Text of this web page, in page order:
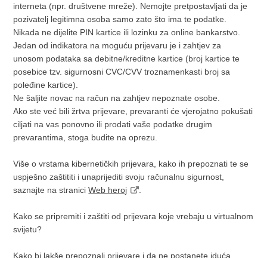
interneta (npr. društvene mreže). Nemojte pretpostavljati da je
pozivatelj legitimna osoba samo zato što ima te podatke.
Nikada ne dijelite PIN kartice ili lozinku za online bankarstvo.
Jedan od indikatora na moguću prijevaru je i zahtjev za
unosom podataka sa debitne/kreditne kartice (broj kartice te
posebice tzv. sigurnosni CVC/CVV troznamenkasti broj sa
poleđine kartice).
Ne šaljite novac na račun na zahtjev nepoznate osobe.
Ako ste već bili žrtva prijevare, prevaranti će vjerojatno pokušati
ciljati na vas ponovno ili prodati vaše podatke drugim
prevarantima, stoga budite na oprezu.
Više o vrstama kibernetičkih prijevara, kako ih prepoznati te se
uspješno zaštititi i unaprijediti svoju računalnu sigurnost,
saznajte na straniciWeb heroj
Kako se pripremiti i zaštiti od prijevara koje vrebaju u virtualnom
svijetu?
Kako bi lakše prepoznali prijevare i da ne postanete iduća